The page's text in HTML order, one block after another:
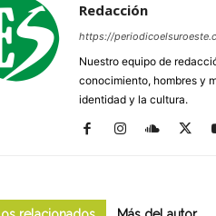
Redacción
https://
Nuestro equipo de
conocimiento, hombres y
identidad y la cultura.